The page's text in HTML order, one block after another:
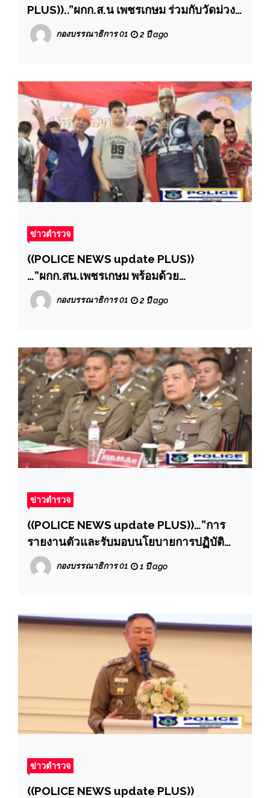
PLUS))..”ผกก.ส.น เพชรเกษม ร่วมกับวัดม่วง
จัดกิจกรรมสวดเจริญพระพุทธมนต์เพื่อถวาย
พระพรชัยมงคลเนื่องในโอกาสพระราชพิธี
กองบรรณาธิการ 01 2 ปี ago
ข่าวตำรวจ
((POLICE NEWS update PLUS))
…”ผกก.สน.เพชรเกษม พร้อมด้วย
กต.ตร.สน.เพชรเกษม ร่วมมอบทุนการศึกษา
ให้แก่บุตรข้าราชการตำรวจ สน.เพชรเกษม
กองบรรณาธิการ 01 2 ปี ago
ข่าวตำรวจ
((POLICE NEWS update PLUS))…”การ
รายงานตัวและรับมอบนโยบายการปฏิบัติ
ราชการของข้าราชการตำรวจระดับ รอง
ผบก. – สว. ที่ได้รับการแต่งตั้ง วาระประจำปี
กองบรรณาธิการ 01 1 ปี ago
ข่าวตำรวจ
((POLICE NEWS update PLUS))